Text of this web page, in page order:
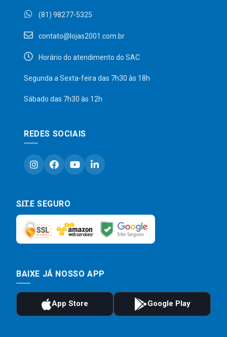
(81) 98277-5325
contato@lojas2001.com.br
Horário do atendimento do SAC
Segunda a Sexta-feira das 7h30 às 18h
Sábado das 7h30 às 12h
REDES SOCIAIS
SITE SEGURO
BAIXE JÁ NOSSO APP